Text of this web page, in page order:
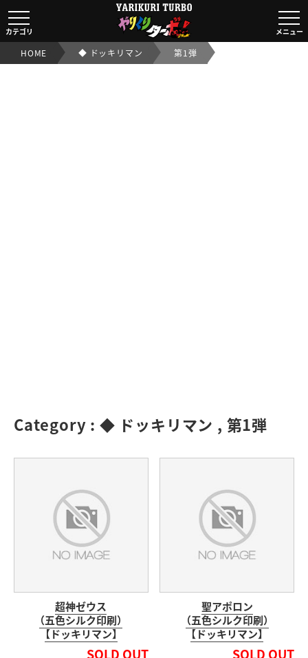
◆ ドッキリマン第1弾｜【ビックリマンシール実店舗買取
カテゴリ メニュー
HOME ◆ ドッキリマン 第1弾
Category : ◆ ドッキリマン , 第1弾
超神ゼウス
（五色シルク印刷）
【ドッキリマン】
SOLD OUT
聖アポロン
（五色シルク印刷）
【ドッキリマン】
SOLD OUT